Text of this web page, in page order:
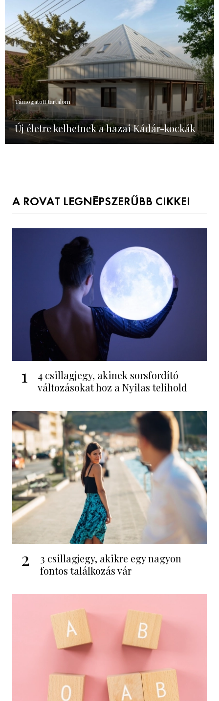
Támogatott tartalom
Új életre kelhetnek a hazai Kádár-kockák
A ROVAT LEGNÉPSZERŰBB CIKKEI
1
4 csillagjegy, akinek sorsfordító
változásokat hoz a Nyilas telihold
2
3 csillagjegy, akikre egy nagyon
fontos találkozás vár